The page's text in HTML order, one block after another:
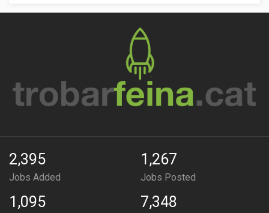
2,395
Jobs Added
1,267
Jobs Posted
1,095 7,348